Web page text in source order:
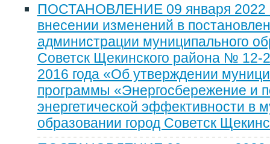
ПОСТАНОВЛЕНИЕ 09 января 2022
внесении изменений в
администрации муниципального
Советск Щекинского района № 12-
2016 года «Об утверждении
программы «Энергосбережение и
энергетической эффективности в
образовании город Советск